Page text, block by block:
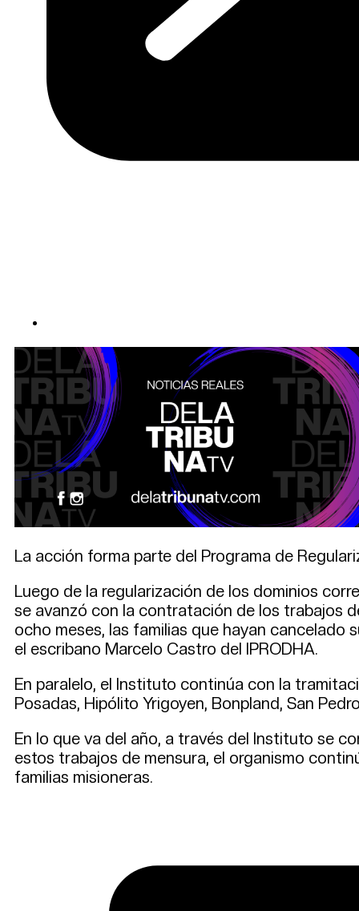
La acción forma parte del Programa de
Luego de la regularización de los dominios
se avanzó con la contratación de los trabajos
ocho meses, las familias que hayan
el escribano Marcelo Castro del IPRODHA.
En paralelo, el Instituto continúa con la
Posadas, Hipólito Yrigoyen, Bonpland, San
En lo que va del año, a través del Instituto se
estos trabajos de mensura, el organismo
familias misioneras.